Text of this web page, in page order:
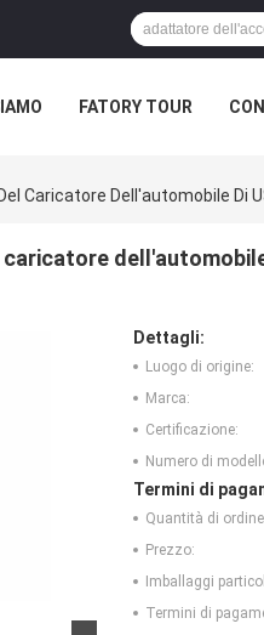
FATORY TOUR
Caricatore Dell'automobile Di
Dettagli:
Luogo di origine:
Marca:
Certificazione:
Numero di
Termini di
Quantità di
Prezzo:
Imballaggi
Termini di